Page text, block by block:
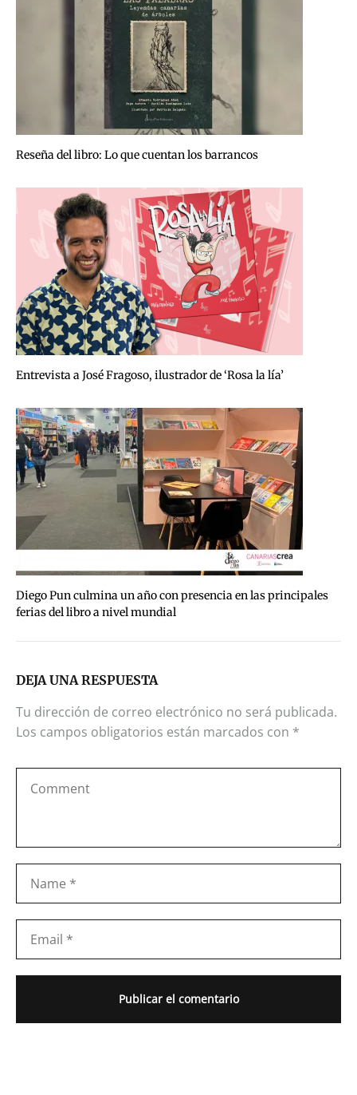
Reseña del libro: Lo que cuentan los barrancos
Entrevista a José Fragoso, ilustrador de ‘Rosa la lía’
Diego Pun culmina un año con presencia en las principales
ferias del libro a nivel mundial
DEJA UNA RESPUESTA
Tu dirección de correo electrónico no será publicada.
Los campos obligatorios están marcados con *